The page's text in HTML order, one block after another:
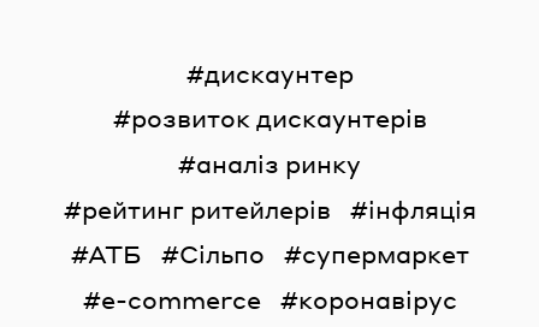
дискаунтер
розвиток дискаунтерів
аналіз ринку
рейтинг ритейлерів
інфляція
АТБ
Сільпо
супермаркет
e-commerce
коронавірус